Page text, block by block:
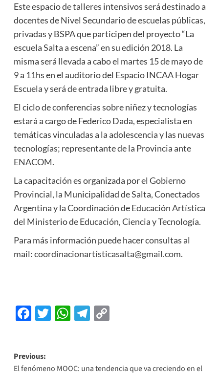
Este espacio de talleres intensivos será destinado a
docentes de Nivel Secundario de escuelas públicas,
privadas y BSPA que participen del proyecto “La
escuela Salta a escena” en su edición 2018. La
misma será llevada a cabo el martes 15 de mayo de
9 a 11hs en el auditorio del Espacio INCAA Hogar
Escuela y será de entrada libre y gratuita.
El ciclo de conferencias sobre niñez y tecnologías
estará a cargo de Federico Dada, especialista en
temáticas vinculadas a la adolescencia y las nuevas
tecnologías; representante de la Provincia ante
ENACOM.
La capacitación es organizada por el Gobierno
Provincial, la Municipalidad de Salta, Conectados
Argentina y la Coordinación de Educación Artística
del Ministerio de Educación, Ciencia y Tecnología.
Para más información puede hacer consultas al
mail:coordinacionartísticasalta@gmail.com.
Facebook
Twitter
WhatsApp
Telegram
Copy
Previous:
El fenómeno MOOC: una tendencia que va creciendo en el